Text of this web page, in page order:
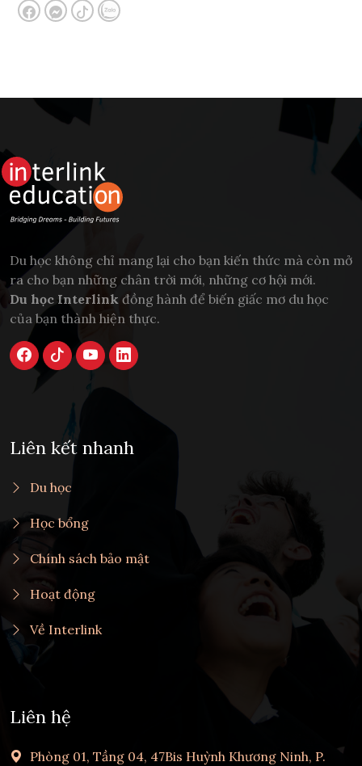
Du học không chỉ mang lại cho bạn kiến thức mà còn mở
ra cho bạn những chân trời mới, những cơ hội mới.
Du học Interlink đồng hành để biến giấc mơ du học
của bạn thành hiện thực.
Liên kết nhanh
Du học
Học bổng
Chính sách bảo mật
Hoạt động
Về Interlink
Liên hệ
Phòng 01, Tầng 04, 47Bis Huỳnh Khương Ninh, P.